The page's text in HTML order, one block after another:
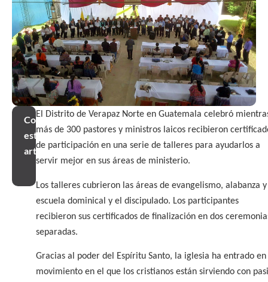
Compartir
este
artículo
El Distrito de Verapaz Norte en Guatemala celebró
más de 300 pastores y ministros laicos recibieron
de participación en una serie de talleres para ayudarlos a
servir mejor en sus áreas de ministerio.
Los talleres cubrieron las áreas de evangelismo, alabanza
escuela dominical y el discipulado. Los participantes
recibieron sus certificados de finalización en dos
separadas.
Gracias al poder del Espíritu Santo, la iglesia ha entrado en
movimiento en el que los cristianos están sirviendo con